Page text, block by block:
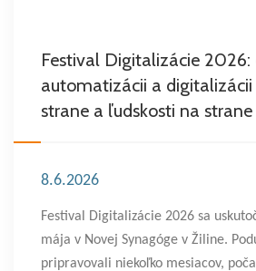
Festival Digitalizácie
automatizácii a digitalizácii
strane a ľudskosti na strane
8.6.2026
Festival Digitalizácie 2026 sa
mája v Novej Synagóge v Žiline.
pripravovali niekoľko mesiacov,